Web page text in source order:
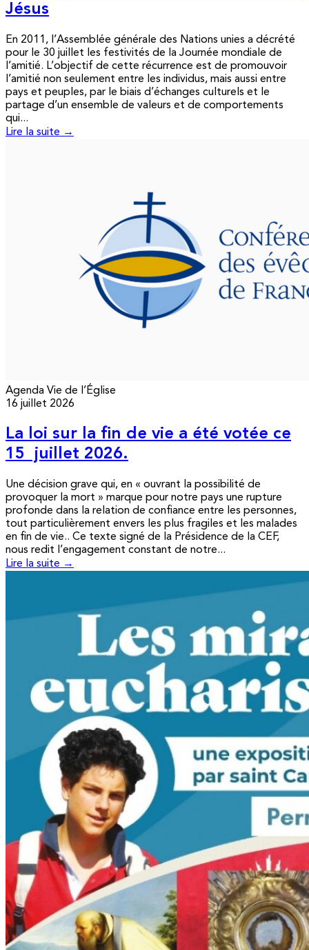
Jésus
En 2011, l’Assemblée générale des Nations unies a décrété
pour le 30 juillet les festivités de la Journée mondiale de
l’amitié. L’objectif de cette récurrence est de promouvoir
l’amitié non seulement entre les individus, mais aussi entre
pays et peuples, par le biais d’échanges culturels et le
partage d’un ensemble de valeurs et de comportements
qui...
Lire la suite →
Agenda Vie de l’Église
16 juillet 2026
La loi sur la fin de vie a été votée ce
15 juillet 2026.
Une décision grave qui, en « ouvrant la possibilité de
provoquer la mort » marque pour notre pays une rupture
profonde dans la relation de confiance entre les personnes,
tout particulièrement envers les plus fragiles et les malades
en fin de vie.. Ce texte signé de la Présidence de la CEF,
nous redit l’engagement constant de notre...
Lire la suite →